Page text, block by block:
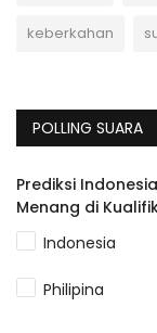
keberkahan
POLLING SUARA
Prediksi
Menang di
Indonesia
Philipina